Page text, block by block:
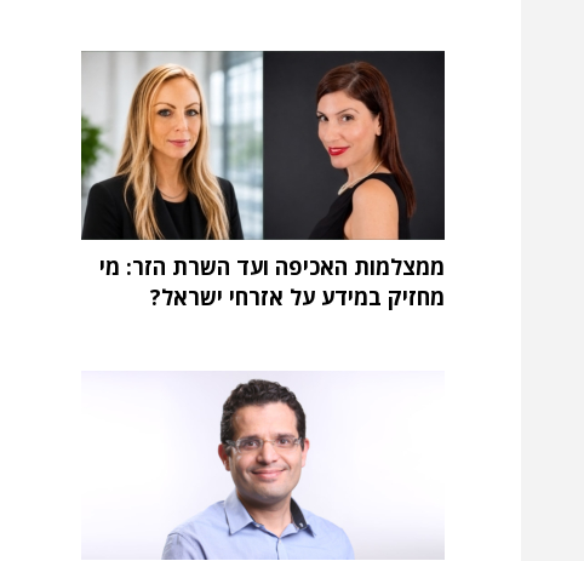
ממצלמות האכיפה ועד השרת הזר: מי
מחזיק במידע על אזרחי ישראל?